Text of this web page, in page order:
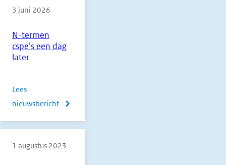
N-termen
cspe’s een dag
later
3 juni 2026
Lees
nieuwsbericht
over
cspe’s
1 augustus 2023